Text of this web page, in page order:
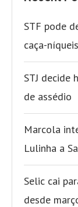
STF pode
caça-
STJ decide
de assédio
Marcola
Lulinha a
Selic cai
desde